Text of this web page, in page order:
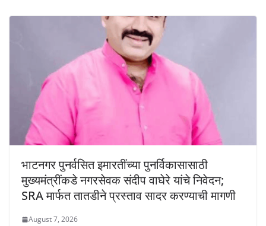
भाटनगर पुनर्वसित इमारतींच्या पुनर्विकासासाठी
मुख्यमंत्रींकडे नगरसेवक संदीप वाघेरे यांचे निवेदन;
SRA मार्फत तातडीने प्रस्ताव सादर करण्याची मागणी
August 7, 2026